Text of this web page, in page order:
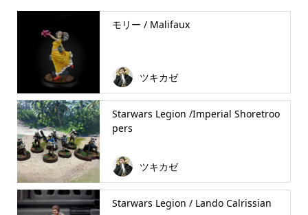
モリー / Malifaux
ツキカゼ
Starwars Legion /Imperial Shoretroo
pers
ツキカゼ
Starwars Legion / Lando Calrissian